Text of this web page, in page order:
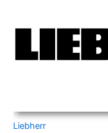
Liebherr